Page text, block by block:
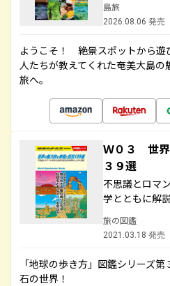
島旅
2026.08.06 発売
ようこそ！ 絶景スポットから遊
人たちが教えてくれた奄美大島
旅へ。
Ｗ０３ 世界
３９選
不思議とロマ
学とともに解
旅の図鑑
2021.03.18 発売
「地球の歩き方」図鑑シリーズ
石の世界！